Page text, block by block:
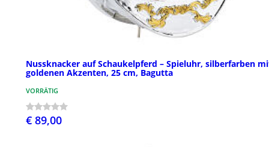
Nussknacker auf Schaukelpferd – Spieluhr, silberfarben
goldenen Akzenten, 25 cm, Bagutta
VORRÄTIG
€ 89,00